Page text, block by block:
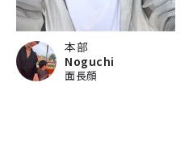
本部
Noguchi
面長顔